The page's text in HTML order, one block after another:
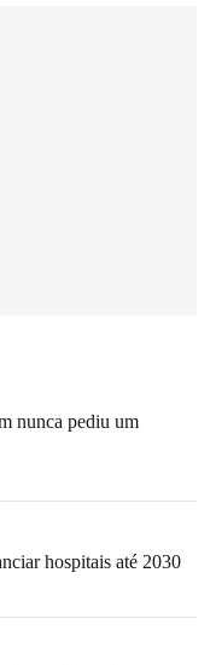
nunca pediu um
hospitais até 2030